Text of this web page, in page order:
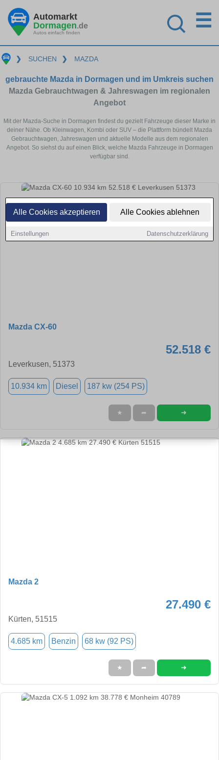
Alle Cookies akzeptieren Alle Cookies ablehnen
Einstellungen Datenschutzerklärung
Automarkt
Dormagen.de
Autos einfach finden
☰
❯ SUCHEN ❯ MAZDA
gebrauchte Mazda in Dormagen und im Umkreis suchen
Mazda Gebrauchtwagen & Jahreswagen im regionalen
Angebot
Mit der Mazda-Suche in Dormagen findest du gezielt Fahrzeuge dieser Marke in
deiner Nähe. Ob Kleinwagen, Kombi oder SUV – die Plattform bündelt Mazda
Gebrauchtwagen, Jahreswagen und aktuelle Modelle aus dem regionalen
Angebot. So siehst du auf einen Blick, welche Mazda Fahrzeuge in Dormagen
verfügbar sind.
Mazda CX-60
52.518 €
Leverkusen, 51373
10.934 km Diesel 187 kw (254 PS)
★ ➦ ➜
Mazda 2
27.490 €
Kürten, 51515
4.685 km Benzin 68 kw (92 PS)
★ ➦ ➜